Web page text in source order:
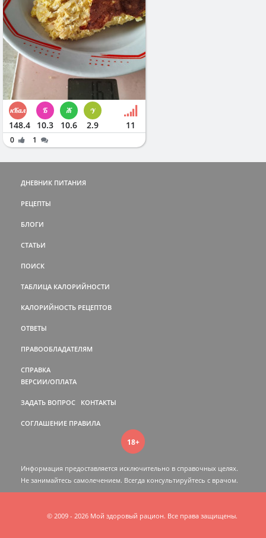
148.4 10.3 10.6 2.9 11
0 1
ДНЕВНИК ПИТАНИЯ
РЕЦЕПТЫ
БЛОГИ
СТАТЬИ
ПОИСК
ТАБЛИЦА КАЛОРИЙНОСТИ
КАЛОРИЙНОСТЬ РЕЦЕПТОВ
ОТВЕТЫ
ПРАВООБЛАДАТЕЛЯМ
СПРАВКА
ВЕРСИИ/ОПЛАТА
ЗАДАТЬ ВОПРОС КОНТАКТЫ
СОГЛАШЕНИЕ ПРАВИЛА
18+
Информация предоставляется исключительно в справочных целях.
Не занимайтесь самолечением. Всегда консультируйтесь c врачом.
© 2009 - 2026 Мой здоровый рацион. Все права защищены.